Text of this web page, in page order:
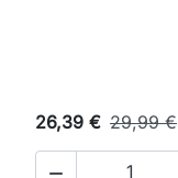
26,39 € 29,99 €
